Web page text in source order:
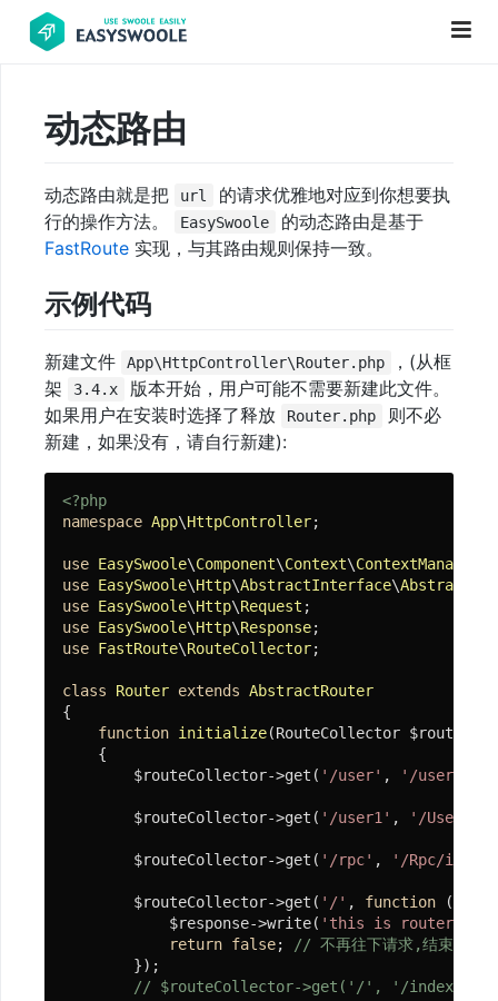
项
前
言
基
知
识
动态路由
动态路由就是把 url
的请求优雅地对应到你想要执
行的操作方法。
EasySwoole
的动态路由是基于
FastRoute 实现，与其路由规则保持一致。
示例代码
新建文件 App\HttpController\Router.php
，(从框
架
3.4.x
版本开始，用户可能不需要新建此文件。
如果用户在安装时选择了释放
Router.php
则不必
新建，如果没有，请自行新建):
<?php
namespace App\HttpController;
use EasySwoole\Component\Context\ContextManager
use EasySwoole\Http\AbstractInterface\
use EasySwoole\Http\Request
use EasySwoole\Http\Response
use FastRoute\RouteCollector;
class Router extends AbstractRouter
{
function initialize(RouteCollector
{
        $routeCollector->get(
'/user' , '/user'
        $routeCollector->get(
'/user1' , '/User/
        $routeCollector->get(
'/rpc' , '/Rpc/index'
        $routeCollector->get(
'/' , function
            $response->write(
'this is router
return false;
// 不再往下请求,结束此次
        });
// $routeCollector->get('/', '/index');